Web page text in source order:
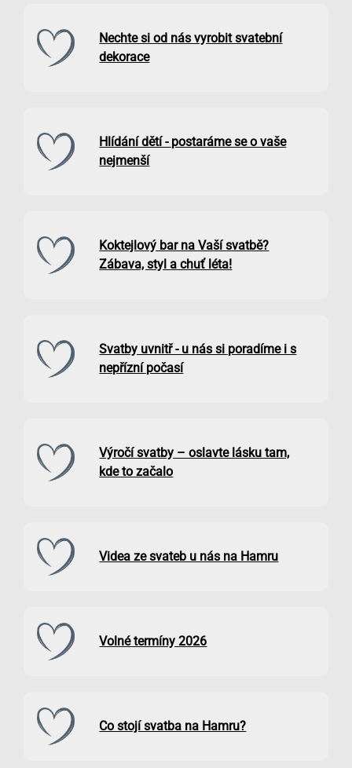
Nechte si od nás vyrobit svatební
dekorace
Hlídání dětí - postaráme se o vaše
nejmenší
Koktejlový bar na Vaší svatbě?
Zábava, styl a chuť léta!
Svatby uvnitř - u nás si poradíme i s
nepřízní počasí
Výročí svatby – oslavte lásku tam,
kde to začalo
Videa ze svateb u nás na Hamru
Volné termíny 2026
Co stojí svatba na Hamru?